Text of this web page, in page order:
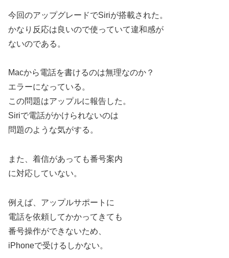
今回のアップグレードでSiriが搭載された。
かなり反応は良いので使っていて違和感が
ないのである。
Macから電話を書けるのは無理なのか？
エラーになっている。
この問題はアップルに報告した。
Siriで電話がかけられないのは
問題のような気がする。
また、着信があっても番号案内
に対応していない。
例えば、アップルサポートに
電話を依頼してかかってきても
番号操作ができないため、
iPhoneで受けるしかない。